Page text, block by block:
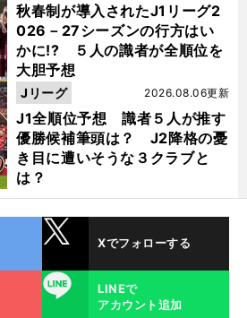
秋春制が導入されたJ1リーグ2
026－27シーズンの行方はい
かに!? ５人の識者が全順位を
大胆予想
J1全順位予想 識者５人が推す
優勝候補筆頭は？ J2降格の憂
き目に遭いそうな３クラブと
は？
2026.08.06更新
Jリーグ
Xでフォローする
LINE
LINEで
アカウント追加